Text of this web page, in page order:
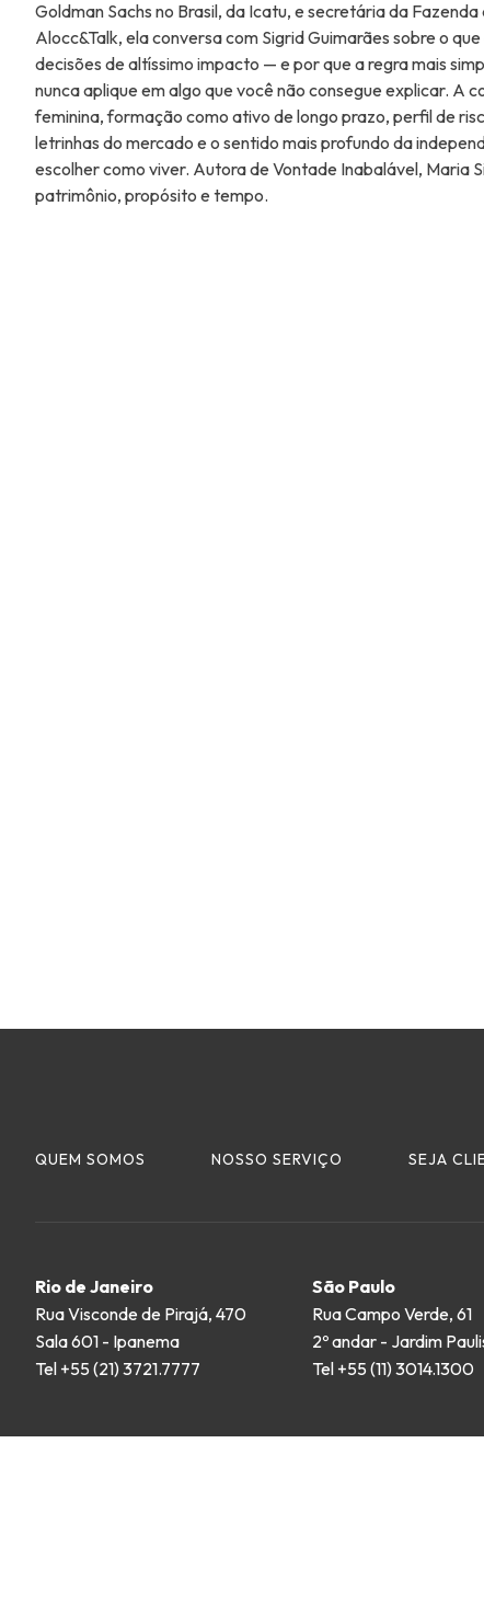
Goldman Sachs no Brasil, da Icatu, e secretária da
Alocc&Talk, ela conversa com Sigrid Guimarães sobre o
decisões de altíssimo impacto — e por que a regra mais
nunca aplique em algo que você não consegue explicar. A
feminina, formação como ativo de longo prazo, perfil de
letrinhas do mercado e o sentido mais profundo da
escolher como viver. Autora de Vontade Inabalável, Maria
patrimônio, propósito e tempo.
QUEM SOMOS NOSSO SERVIÇO SEJA
Rio de Janeiro
Rua Visconde de Pirajá, 470
Sala 601 - Ipanema
Tel +55 (21) 3721.7777
São Paulo
Rua Campo Verde, 61
2º andar - Jardim
Tel +55 (11) 3014.1300